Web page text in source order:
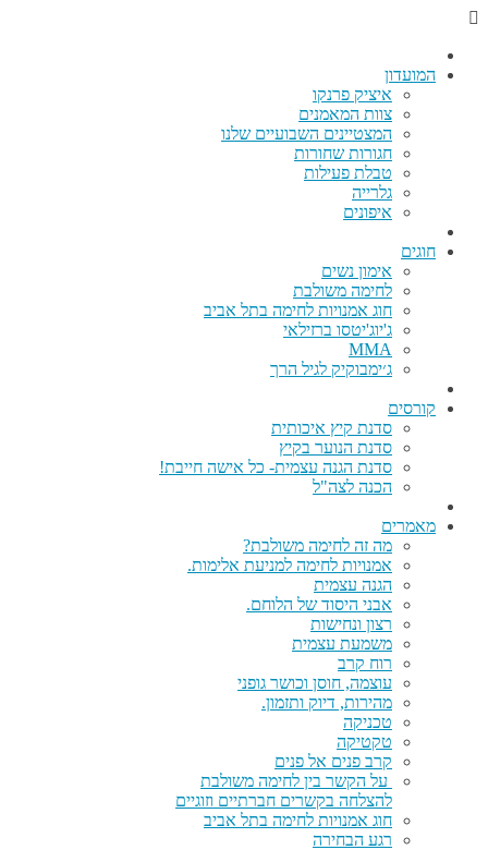
המועדון
איציק פרנקו
צוות המאמנים
המצטיינים השבועיים שלנו
חגורות שחורות
טבלת פעילות
גלרייה
איפונים
חוגים
אימון נשים
לחימה משולבת
חוג אמנויות לחימה בתל אביב
ג'יוג'יטסו ברזילאי
MMA
ג׳ימבוקיק לגיל הרך
קורסים
סדנת קיץ איכותית
סדנת הנוער בקיץ
סדנת הגנה עצמית- כל אישה חייבת!
הכנה לצה"ל
מאמרים
מה זה לחימה משולבת?
אמנויות לחימה למניעת אלימות.
הגנה עצמית
אבני היסוד של הלוחם.
רצון ונחישות
משמעת עצמית
רוח קרב
עוצמה, חוסן וכושר גופני
מהירות, דיוק ותזמון.
טכניקה
טקטיקה
קרב פנים אל פנים
על הקשר בין לחימה משולבת
להצלחה בקשרים חברתיים וזוגיים
חוג אמנויות לחימה בתל אביב
רגע הבחירה